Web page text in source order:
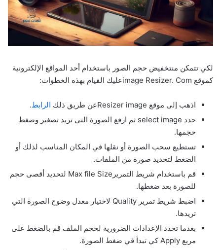
لكي تتمكن منتخفيض حجم الصور باستخدام أحد المواقع الإلكترونية
كموقع image Resizer. Comعليك القيام بهذه الخطوات:
اذهب إلى موقع Resizer imageعن طريق ذلك الرابط.
حدد select image ثم ارفع الصورة التي تريد تصغير وضغط
حجمها.
تستطيع سحب الصورة أو نقلها في المكان المناسب لذلك أو
الضغط لتحديد صورة من الملفات.
قم باستخدام شريط التمريرMax file Size لتحديد أقصى حجم
للصورة بعد ضغطها.
اضبط شريط تمرير Quality لاختيار معدل وضوح الصورة التي
تريدها.
بعدما تحدد الإعدادات الضرورية لحجم الملف قم بالضغط على
مربع Apply كي تبدأ في ضغط الصورة.